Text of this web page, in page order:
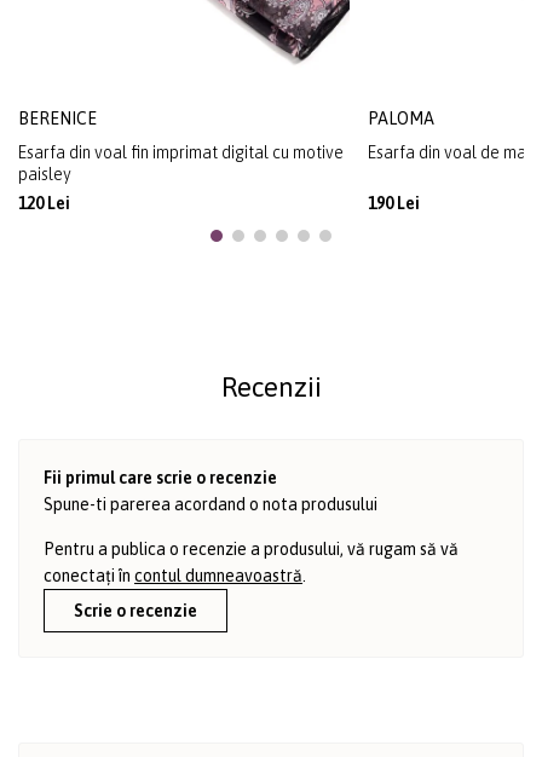
BERENICE
Esarfa din voal fin imprimat digital cu motive
paisley
120 Lei
PALOMA
Esarfa din voal de
190 Lei
Recenzii
Fii primul care scrie o recenzie
Spune-ti parerea acordand o nota produsului
Pentru a publica o recenzie a produsului, vă rugam să vă
conectați în contul dumneavoastră
Scrie o recenzie